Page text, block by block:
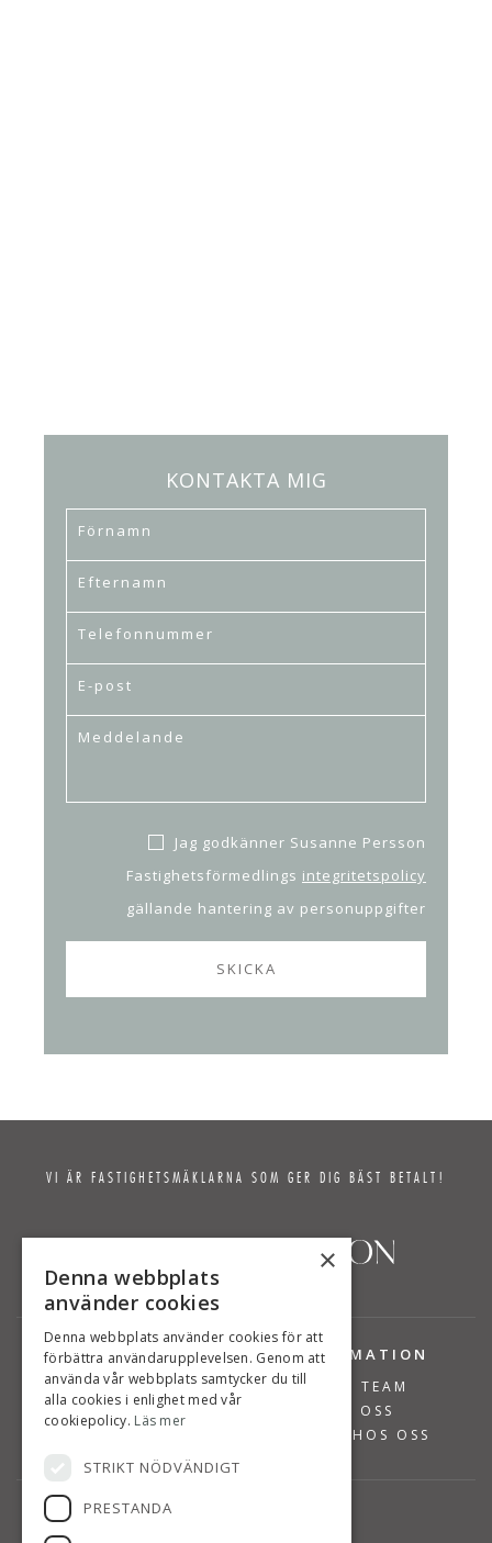
KONTAKTA MIG
Jag godkänner Susanne Persson
Fastighetsförmedlings integritetspolicy
gällande hantering av personuppgifter
VI ÄR FASTIGHETSMÄKLARNA SOM GER DIG BÄST BETALT!
TJÄNSTER
BOSTÄDER TILL SALU
SÄLJA BOSTAD
VÄRDERA BOSTAD
INFORMATION
VÅRT TEAM
OM OSS
JOBBA HOS OSS
×
Denna webbplats
använder cookies
Denna webbplats använder cookies för att
förbättra användarupplevelsen. Genom att
använda vår webbplats samtycker du till
alla cookies i enlighet med vår
cookiepolicy. Läs mer
STRIKT NÖDVÄNDIGT
PRESTANDA